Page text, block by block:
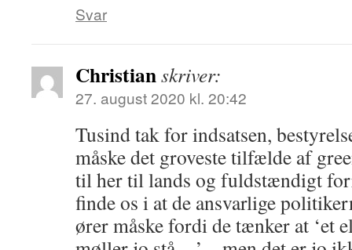
Svar
Christianskriver:
27. august 2020 kl. 20:42
Tusind tak for indsatsen,
måske det groveste tilfælde af
til her til lands og fuldstændigt
finde os i at de ansvarlige
ører måske fordi de tænker at ‘et